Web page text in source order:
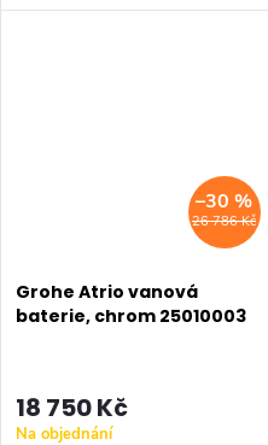
26 786 Kč
–30 %
Grohe Atrio vanová
baterie, chrom 25010003
18 750 Kč
Na objednání